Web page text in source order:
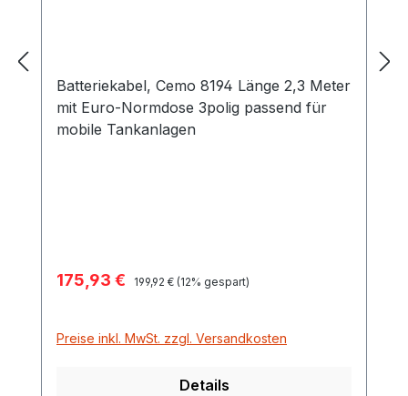
Batteriekabel, Cemo 8194 Länge 2,3 Meter
mit Euro-Normdose 3polig passend für
mobile Tankanlagen
Verkaufspreis:
175,93 € Regulärer Preis:
199,92 € (12% gespart)
Preise inkl. MwSt. zzgl. Versandkosten
Details